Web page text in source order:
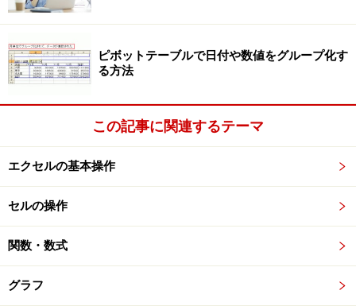
また、セルの書式設定でセルの幅に合わせた文字サイズ
セルを右クリックし、表示されたメニューで「セルの書式設
[配置] タブの [文字の制御] で [縮小して全体を表示する] をチ
ピボットテーブルで日付や数値をグループ化す
る方法
この記事に関連するテーマ
エクセルの基本操作
セルの操作
関数・数式
グラフ